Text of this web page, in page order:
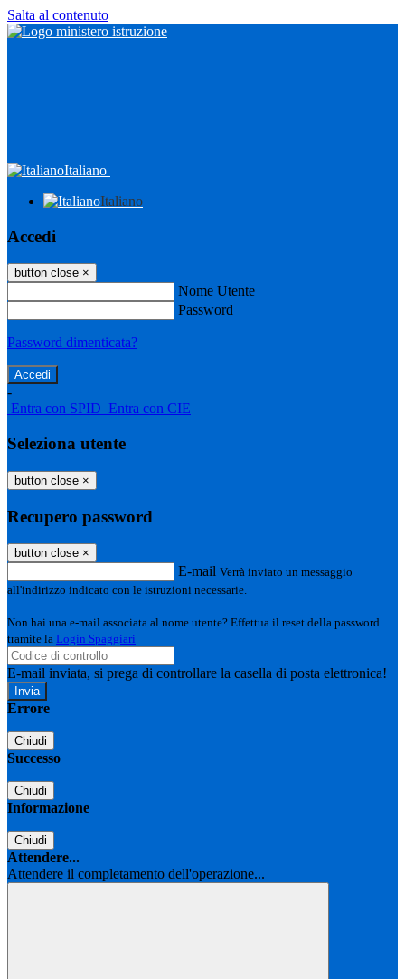
Salta al contenuto
Italiano
Italiano
Accedi
button close ×
Nome Utente
Password
Password dimenticata?
-
Entra con SPID Entra con CIE
Seleziona utente
button close ×
Recupero password
button close ×
E-mail Verrà inviato un messaggio
all'indirizzo indicato con le istruzioni necessarie.
Non hai una e-mail associata al nome utente? Effettua il reset della password
tramite la Login Spaggiari
E-mail inviata, si prega di controllare la casella di posta elettronica!
Errore
Chiudi
Successo
Chiudi
Informazione
Chiudi
Attendere...
Attendere il completamento dell'operazione...